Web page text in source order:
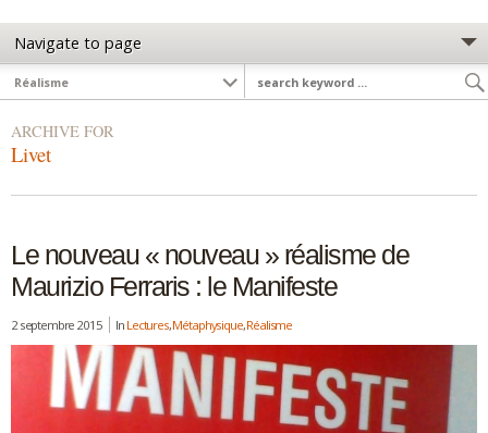
ARCHIVE FOR
Livet
Le nouveau « nouveau » réalisme de
Maurizio Ferraris : le Manifeste
2 septembre 2015 In Lectures,Métaphysique,Réalisme